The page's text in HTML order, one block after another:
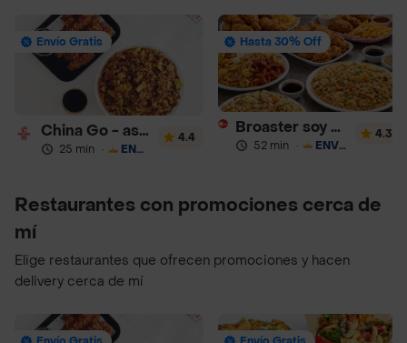
Envío Gratis
China Go - asiatica
25 min · ENVÍO GRATIS
4.4
Hasta 30% Off
Broaster soy Sabor Pollo Asado y Comida China
52 min · ENVÍO GRATIS
4.3
Restaurantes con promociones cerca de
mí
Elige restaurantes que ofrecen promociones y hacen
delivery cerca de mí